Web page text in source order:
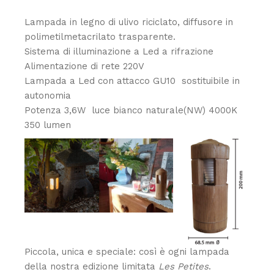
Lampada in legno di ulivo riciclato, diffusore in
polimetilmetacrilato trasparente.‎
Sistema di illuminazione a Led a rifrazione
Alimentazione di rete 220V
Lampada a Led con attacco GU10 sostituibile in
autonomia
Potenza 3,6W luce bianco naturale(NW) 4000K
350 lumen
Piccola, unica e speciale: così è ogni lampada
della nostra edizione limitata Les Petites.